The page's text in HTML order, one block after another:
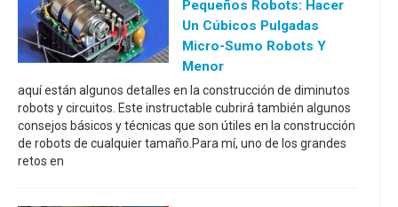
Pequeños Robots: Hacer
Un Cúbicos Pulgadas
Micro-Sumo Robots Y
Menor
aquí están algunos detalles en la construcción de diminutos
robots y circuitos. Este instructable cubrirá también algunos
consejos básicos y técnicas que son útiles en la construcción
de robots de cualquier tamaño.Para mí, uno de los grandes
retos en